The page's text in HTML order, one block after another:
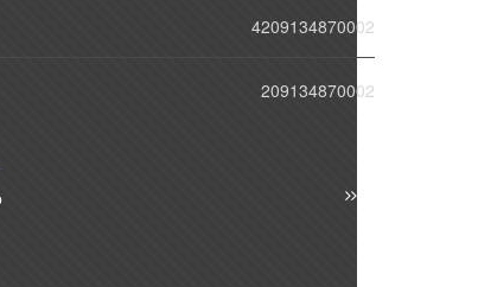
4209134870002
209134870002